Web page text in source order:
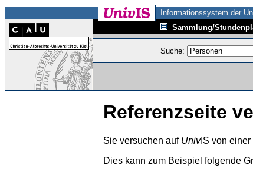
Informationssystem der
Sammlung/
Suche:
Referenzseite
Sie versuchen auf UnivIS von
Dies kann zum Beispiel folgende